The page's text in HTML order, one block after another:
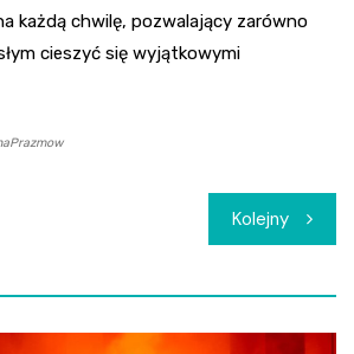
każdą chwilę, pozwalający zarówno
cieszyć się wyjątkowymi
Kolejny